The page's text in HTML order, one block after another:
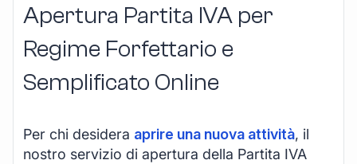
Apertura Partita IVA per
Regime Forfettario e
Semplificato Online
Per chi desidera aprire una nuova attività, il
nostro servizio di apertura della Partita IVA